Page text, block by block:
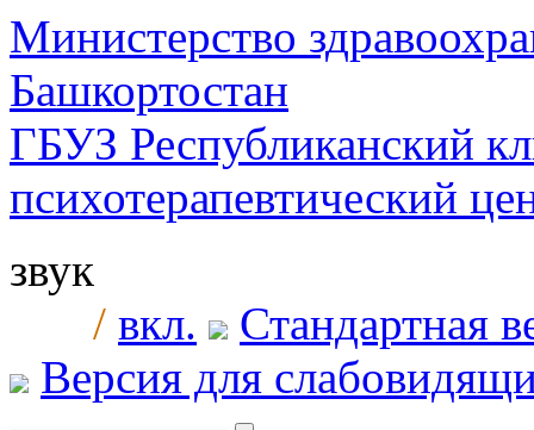
Министерство
Башкортостан
ГБУЗ Республиканский
психотерапевтический
звук
/ вкл.
Стандартная
Версия для